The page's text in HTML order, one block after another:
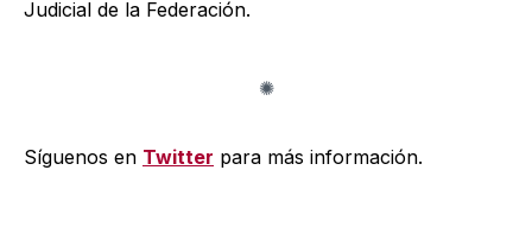
Judicial de la Federación.
Síguenos en Twitter para más información.